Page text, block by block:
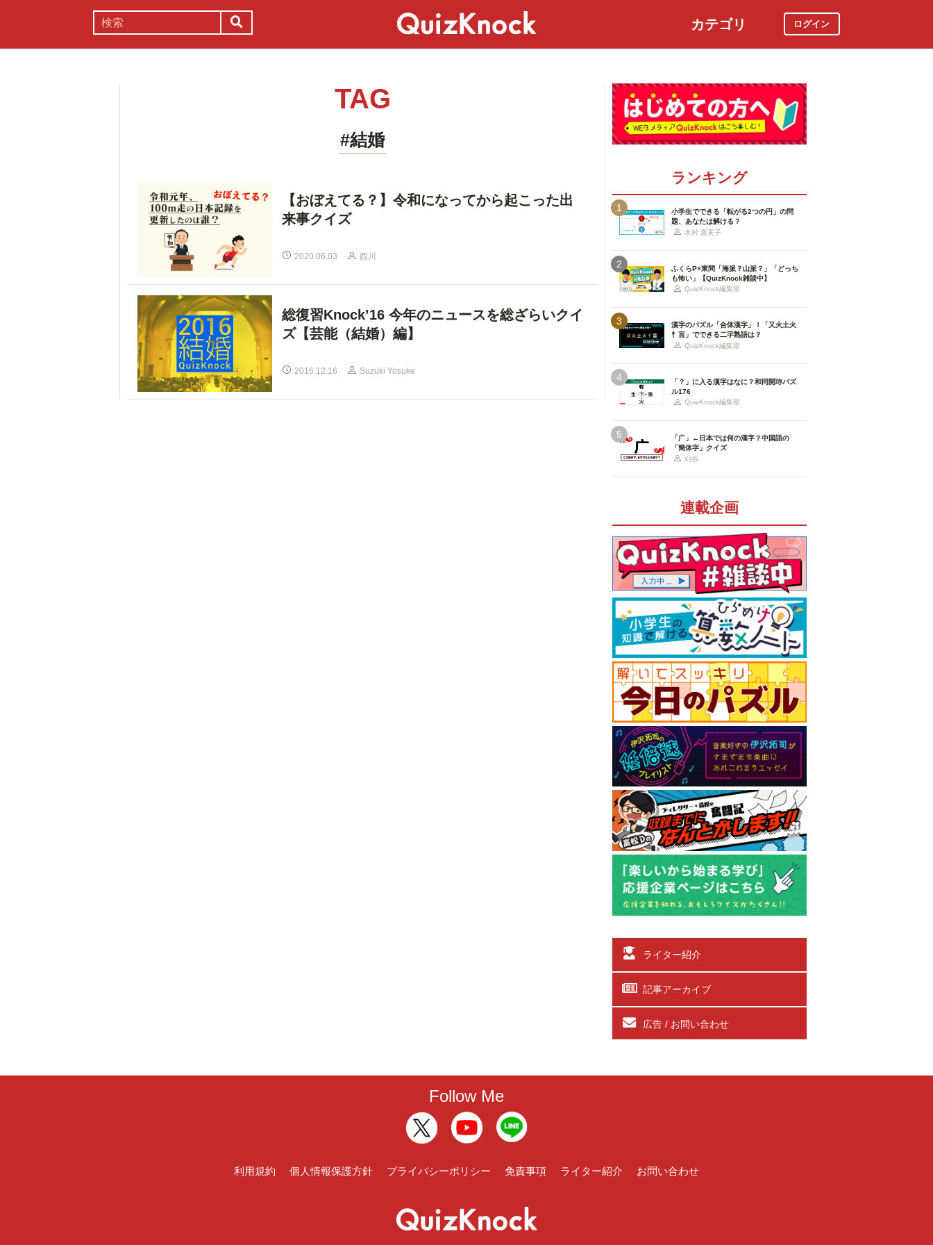
カテゴリ ログイン
TAG
#結婚
【おぼえてる？】令和になってから起こった出
来事クイズ
2020.06.03 西川
総復習Knock’16 今年のニュースを総ざらいクイ
ズ【芸能（結婚）編】
2016.12.16 Suzuki Yosuke
ランキング
1
小学生でできる「転がる2つの円」の問
題、あなたは解ける？
木村 真実子
2
ふくらP×東問「海派？山派？」「どっち
も怖い」【QuizKnock雑談中】
QuizKnock編集部
3
漢字のパズル「合体漢字」！「又火土火
忄言」でできる二字熟語は？
QuizKnock編集部
4
「？」に入る漢字はなに？和同開珎パズ
ル176
QuizKnock編集部
5
「广」←日本では何の漢字？中国語の
「簡体字」クイズ
刈谷
連載企画
ライター紹介
記事アーカイブ
広告 / お問い合わせ
Follow Me
利用規約 個人情報保護方針 プライバシーポリシー 免責事項 ライター紹介 お問い合わせ